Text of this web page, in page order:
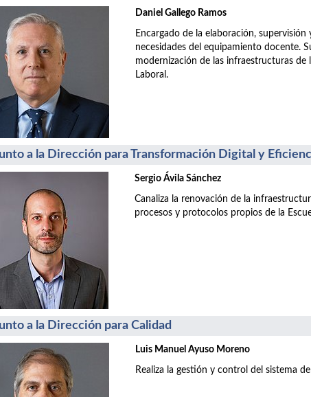
Daniel Gallego Ramos
Encargado de la elaboración,
necesidades del equipamiento docente.
modernización de las infraestructuras de
Laboral.
a la Dirección para Transformación Digital y
Sergio Ávila Sánchez
Canaliza la renovación de la
procesos y protocolos propios de la
a la Dirección para Calidad
Luis Manuel Ayuso Moreno
Realiza la gestión y control del sistema